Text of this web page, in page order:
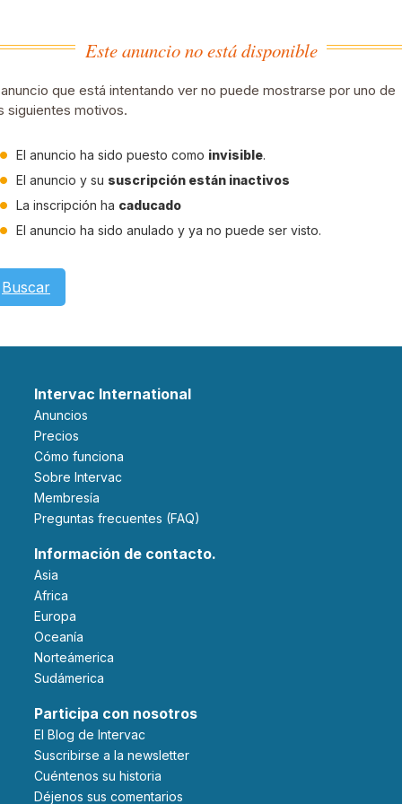
Este anuncio no está disponible
que está intentando ver no puede mostrarse por uno de
siguientes motivos.
El anuncio ha sido puesto como invisible.
El anuncio y su suscripción están inactivos
La inscripción ha caducado
El anuncio ha sido anulado y ya no puede ser visto.
Buscar
Intervac International
Anuncios
Precios
Cómo funciona
Sobre Intervac
Membresía
Preguntas frecuentes (FAQ)
Información de contacto.
Asia
Africa
Europa
Oceanía
Norteámerica
Sudámerica
Participa con nosotros
El Blog de Intervac
Suscribirse a la newsletter
Cuéntenos su historia
Déjenos sus comentarios